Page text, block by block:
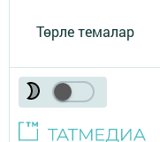
Төрле темалар